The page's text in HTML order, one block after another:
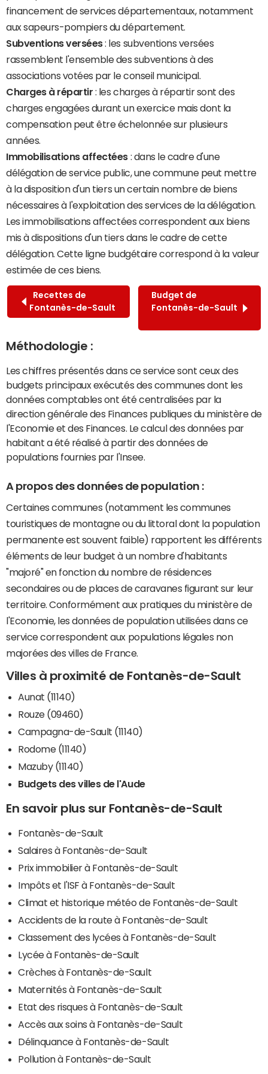
financement de services départementaux, notamment
aux sapeurs-pompiers du département.
Subventions versées: les subventions versées
rassemblent l'ensemble des subventions à des
associations votées par le conseil municipal.
Charges à répartir : les charges à répartir sont des
charges engagées durant un exercice mais dont la
compensation peut être échelonnée sur plusieurs
années.
Immobilisations affectées : dans le cadre d'une
délégation de service public, une commune peut mettre
à la disposition d'un tiers un certain nombre de biens
nécessaires à l'exploitation des services de la délégation.
Les immobilisations affectées correspondent aux biens
mis à dispositions d'un tiers dans le cadre de cette
délégation. Cette ligne budgétaire correspond à la valeur
estimée de ces biens.
Recettes de
Fontanès-de-Sault
Budget de
Fontanès-de-Sault
Méthodologie :
Les chiffres présentés dans ce service sont ceux des
budgets principaux exécutés des communes dont les
données comptables ont été centralisées par la
direction générale des Finances publiques du ministère de
l'Economie et des Finances. Le calcul des données par
habitant a été réalisé à partir des données de
populations fournies par l'Insee.
A propos des données de population :
Certaines communes (notamment les communes
touristiques de montagne ou du littoral dont la population
permanente est souvent faible) rapportent les différents
éléments de leur budget à un nombre d'habitants
"majoré" en fonction du nombre de résidences
secondaires ou de places de caravanes figurant sur leur
territoire. Conformément aux pratiques du ministère de
l'Economie, les données de population utilisées dans ce
service correspondent aux populations légales non
majorées des villes de France.
Villes à proximité de Fontanès-de-Sault
Aunat (11140)
Rouze (09460)
Campagna-de-Sault (11140)
Rodome (11140)
Mazuby (11140)
Budgets des villes de l'Aude
En savoir plus sur Fontanès-de-Sault
Fontanès-de-Sault
Salaires à Fontanès-de-Sault
Prix immobilier à Fontanès-de-Sault
Impôts et l'ISF à Fontanès-de-Sault
Climat et historique météo de Fontanès-de-Sault
Accidents de la route à Fontanès-de-Sault
Classement des lycées à Fontanès-de-Sault
Lycée à Fontanès-de-Sault
Crèches à Fontanès-de-Sault
Maternités à Fontanès-de-Sault
Etat des risques à Fontanès-de-Sault
Accès aux soins à Fontanès-de-Sault
Délinquance à Fontanès-de-Sault
Pollution à Fontanès-de-Sault